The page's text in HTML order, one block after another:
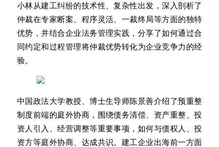
小林从建工纠纷的技术性、复杂性出发，深入剖析了
仲裁在专家断案、程序灵活、一裁终局等方面的独特
优势，并结合企业法务管理实践，分享了如何通过合
同约定和过程管理将仲裁优势转化为企业竞争力的经
验。
中国政法大学教授、博士生导师陈景善介绍了预重整
制度前端的庭外协商，围绕债务清偿、资产重整、投
资人引入、经营调整等重要事项，如何与债权人、投
资方等庭外协商、达成共识。建工企业出海前一方面